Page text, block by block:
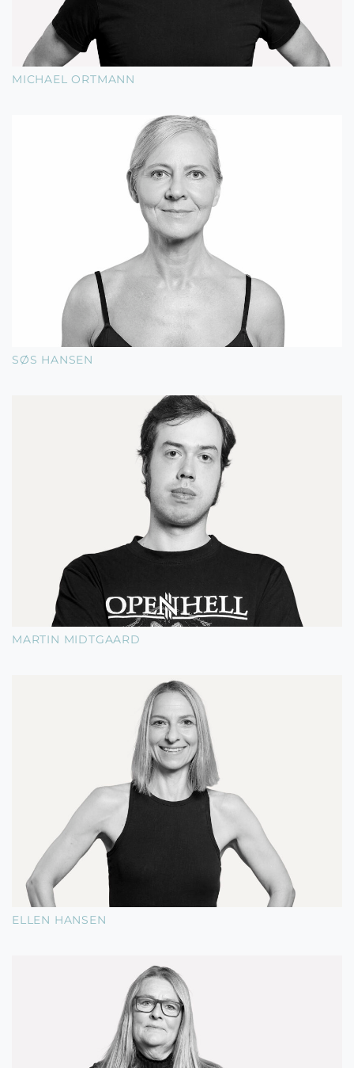
MICHAEL ORTMANN
SØS HANSEN
MARTIN MIDTGAARD
ELLEN HANSEN